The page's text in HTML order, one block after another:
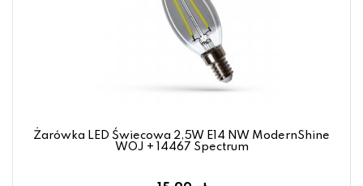
Żarówka LED Świecowa 2,5W E14 NW ModernShine
WOJ + 14467 Spectrum